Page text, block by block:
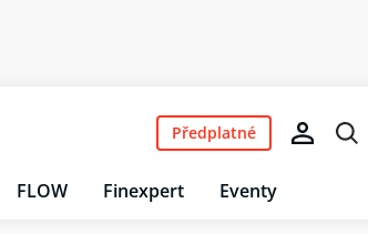
FLOW Finexpert Eventy
Předplatné